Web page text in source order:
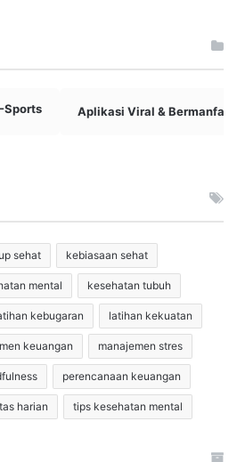
Sports Aplikasi Viral & Bermanfaat
sehat kebiasaan sehat
mental kesehatan tubuh
kebugaran latihan kekuatan
keuangan manajemen stres
perencanaan keuangan
harian tips kesehatan mental